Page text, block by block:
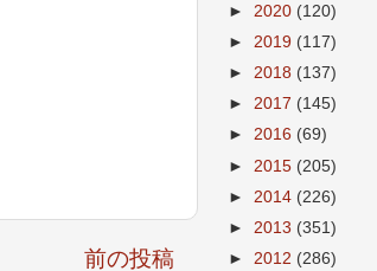
前の投稿
► 2020 (120)
► 2019 (117)
► 2018 (137)
► 2017 (145)
► 2016 (69)
► 2015 (205)
► 2014 (226)
► 2013 (351)
► 2012 (286)